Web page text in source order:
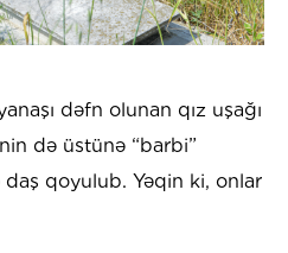
dəfn olunan qız uşağı
də üstünə “barbi”
daş qoyulub. Yəqin ki, onlar